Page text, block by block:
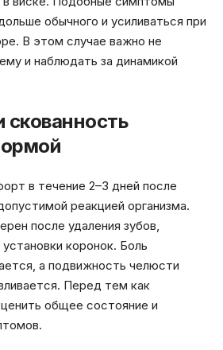
обычного и усиливаться при
В этом случае важно не
и наблюдать за динамикой
скованность
в течение 2–3 дней после
реакцией организма.
после удаления зубов,
коронок. Боль
а подвижность челюсти
Перед тем как
общее состояние и